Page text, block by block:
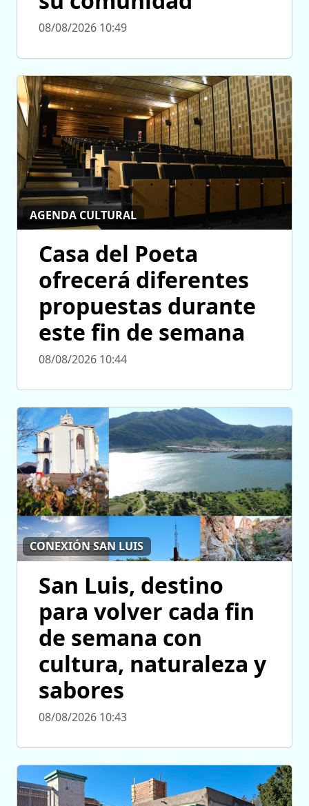
08/08/2026 10:49
AGENDA CULTURAL
Casa del Poeta
ofrecerá diferentes
propuestas durante
este fin de semana
08/08/2026 10:44
CONEXIÓN SAN LUIS
San Luis, destino
para volver cada fin
de semana con
cultura, naturaleza y
sabores
08/08/2026 10:43